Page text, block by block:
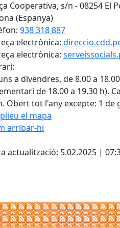
Cooperativa, s/n - 08254 El
(Espanya)
938 318 887
electrònica:
electrònica:
a divendres, de 8.00 a
de 18.00 a 19.30 h).
Obert tot l'any excepte: 1 de
el mapa
arribar-hi
actualització: 5.02.2025 |